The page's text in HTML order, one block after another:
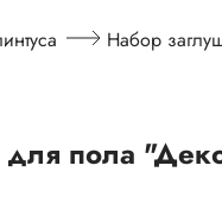
Набор
для пола